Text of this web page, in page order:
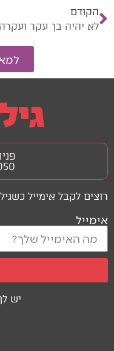
הקודם
לא יהיה בך עקר ועקרה
יש
רוצים לקבל אימייל
אימייל